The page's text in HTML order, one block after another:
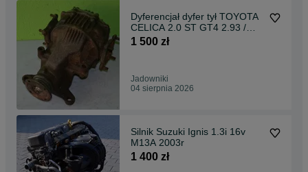
Dyferencjał dyfer tył TOYOTA
CELICA 2.0 ST GT4 2.93 /
41:14 /
1 500 zł
Jadowniki
04 sierpnia 2026
Silnik Suzuki Ignis 1.3i 16v
M13A 2003r
1 400 zł